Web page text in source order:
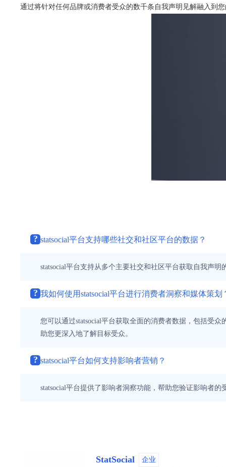
通过将针对任何品牌或消费者受众的数千条自我声明见解融入到
? statsocial平台支持哪些社交和社区平台的数据？
statsocial平台支持从多个主要社交和社区平台获取自我声
? 我如何使用statsocial平台进行消费者洞察和媒体策划
您可以通过statsocial平台获取全面的消费者数据，包括受
助您更深入地了解目标受众。
? statsocial平台如何支持影响者营销？
statsocial平台提供了影响者洞察功能，帮助您验证影响者
StatSocial 企业